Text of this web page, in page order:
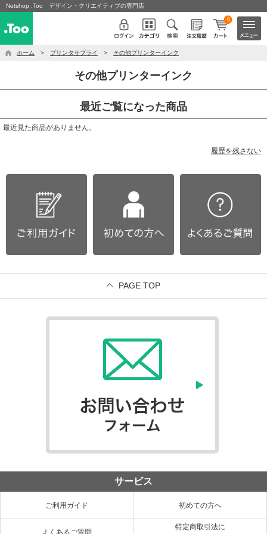
Netshop .Too デザイン・クリエイティブの専門店
0
ホーム > プリンタサプライ > その他プリンターインク
その他プリンターインク
最近ご覧になった商品
最近見た商品がありません。
履歴を残さない
PAGE TOP
サービス
ご利用ガイド 初めての方へ
よくあるご質問
特定商取引法に